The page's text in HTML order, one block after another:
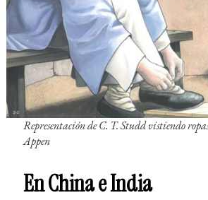
Representación de C. T. Studd vistiendo
Appen
En China e India